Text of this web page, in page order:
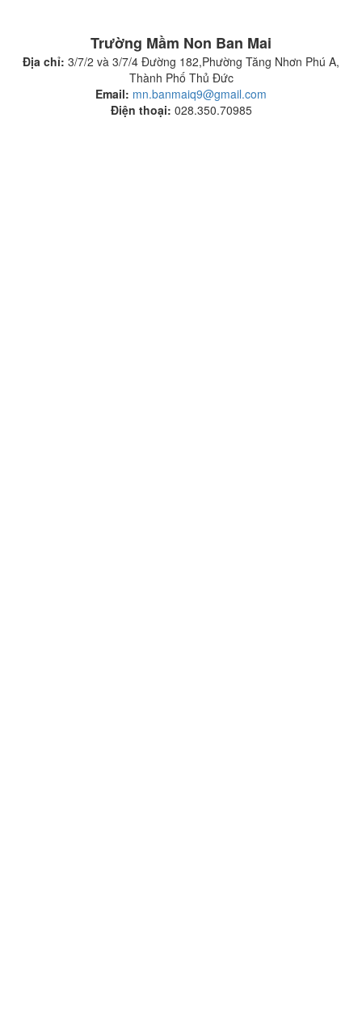
Trường Mầm Non Ban Mai
Địa chỉ: 3/7/2 và 3/7/4 Đường 182,Phường Tăng Nhơn Phú A,
Thành Phố Thủ Đức
Email: mn.banmaiq9@gmail.com
Điện thoại: 028.350.70985